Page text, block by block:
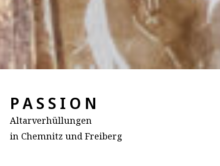
P A S S I O N
Altarverhüllungen
in Chemnitz und Freiberg